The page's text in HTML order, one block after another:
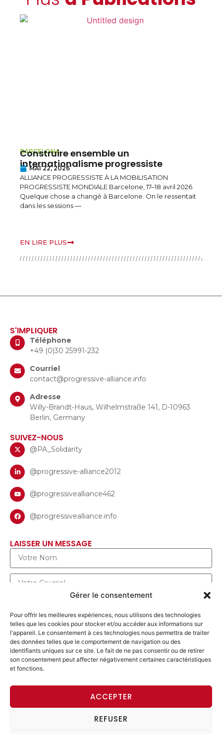
Gérer le consentement
Pour offrir les meilleures expériences, nous utilisons des technologies
telles que les cookies pour stocker et/ou accéder aux informations sur
l'appareil. Le consentement à ces technologies nous permettra de traiter
des données telles que le comportement de navigation ou des
identifiants uniques sur ce site. Le fait de ne pas consentir ou de retirer
son consentement peut affecter négativement certaines caractéristiques
et fonctions.
ACCEPTER
REFUSER
BARCELONA
Construire ensemble un
internationalisme progressiste
MAI 22, 2026
ALLIANCE PROGRESSISTE À LA MOBILISATION
PROGRESSISTE MONDIALE Barcelone, 17–18 avril 2026
Quelque chose a changé à Barcelone. On le ressentait
dans les sessions —
EN LIRE PLUS
S'IMPLIQUER
Téléphone
+49 (0)30 25991-232
Courriel
contact@progressive-alliance.info
Adresse
Willy-Brandt-Haus, Wilhelmstraße 141, D-10963
Berlin, Germany
SUIVEZ-NOUS
@PA_Solidarity
@progressive-alliance2012
@progressivealliance462
@progressivealliance.info
LAISSER UN MESSAGE